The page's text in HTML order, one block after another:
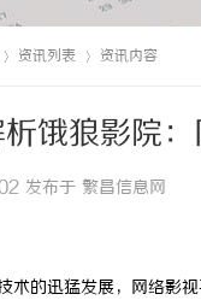
资讯列表 资讯内容
饿狼影院
发布于 繁昌信息网
术的迅猛发展，网络影